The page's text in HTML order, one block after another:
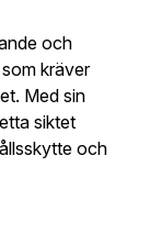
och
kräver
Med sin
siktet
och